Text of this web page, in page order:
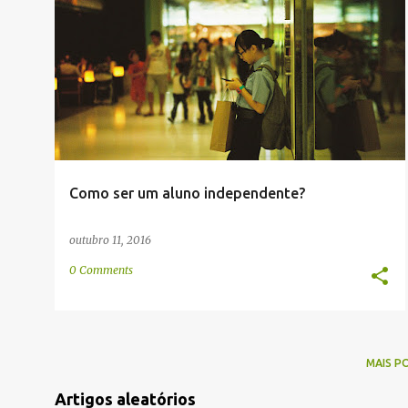
n
s
Como ser um aluno independente?
outubro 11, 2016
ESCOLA LÍNGUA MANEIRA +2
0 Comments
MAIS
Artigos aleatórios